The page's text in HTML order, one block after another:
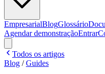
EmpresarialBlogGlossário
Agendar demonstraçãoEntrar
Todos os artigos
Blog /Guides